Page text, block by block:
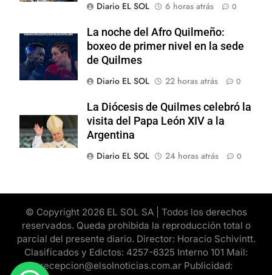
Diario EL SOL
6 horas atrás 0
La noche del Afro Quilmeño:
boxeo de primer nivel en la sede
de Quilmes
Diario EL SOL
22 horas atrás 0
La Diócesis de Quilmes celebró la
visita del Papa León XIV a la
Argentina
Diario EL SOL
24 horas atrás 0
© Copyright 2026 EL SOL SA | Todos los derechos
reservados. Queda prohibida la reproducción total o
parcial del presente diario. Director: Horacio Schivintt.
Clasificados y Edictos: 4257-6325 Interno 101 Mail:
recepcion@elsolnoticias.com.ar Publicidad: